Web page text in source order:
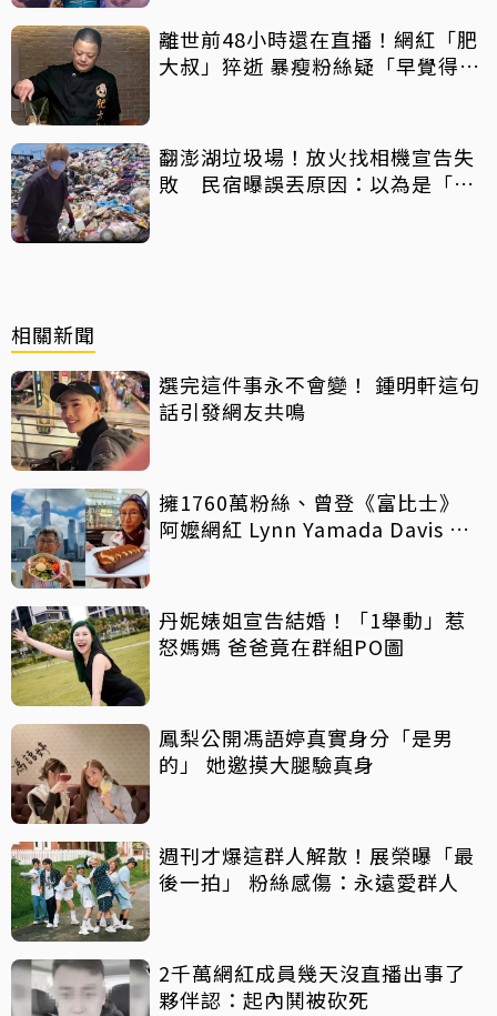
離世前48小時還在直播！網紅「肥
大叔」猝逝 暴瘦粉絲疑「早覺得不
翻澎湖垃圾場！放火找相機宣告失
敗 民宿曝誤丟原因：以為是「按
相關新聞
選完這件事永不會變！ 鍾明軒這句
話引發網友共鳴
擁1760萬粉絲、曾登《富比士》
阿嬤網紅 Lynn Yamada Davis 驚
丹妮婊姐宣告結婚！「1舉動」惹
怒媽媽 爸爸竟在群組PO圖
鳳梨公開馮語婷真實身分「是男
的」 她邀摸大腿驗真身
週刊才爆這群人解散！展榮曝「最
後一拍」 粉絲感傷：永遠愛群人
2千萬網紅成員幾天沒直播出事了
夥伴認：起內鬨被砍死